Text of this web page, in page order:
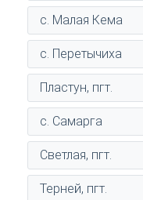
с. Малая Кема
с. Перетычиха
Пластун, пгт.
с. Самарга
Светлая, пгт.
Терней, пгт.